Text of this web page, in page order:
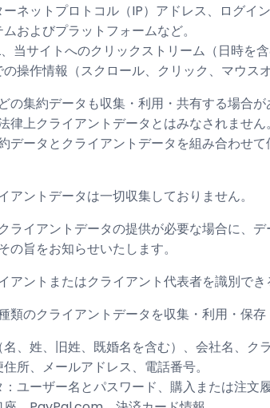
ネットプロトコル（IP）アドレス、ログ
およびプラットフォームなど。
当サイトへのクリックストリーム（日時
操作情報（スクロール、クリック、マウス
の集約データも収集・利用・共有する場合
律上クライアントデータとはみなされませ
データとクライアントデータを組み合わせ
ントデータは一切収集しておりません。
ライアントデータの提供が必要な場合に、
旨をお知らせいたします。
アントまたはクライアント代表者を識別で
類のクライアントデータを収集・利用・保存
、姓、旧姓、既婚名を含む）、会社名、ク
所、メールアドレス、電話番号。
ユーザー名とパスワード、購入または注文